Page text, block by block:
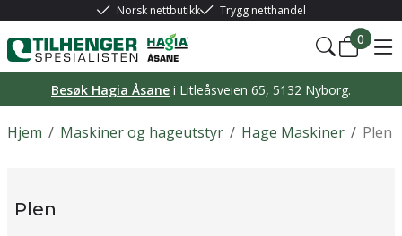
Norsk nettbutikk Trygg netthandel
0
Besøk Hagia Åsane i Litleåsveien 65, 5132 Nyborg.
/
Hjem /
Maskiner og hageutstyr /
Hage Maskiner Plen
Plen